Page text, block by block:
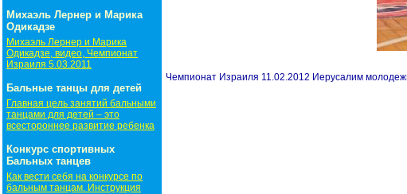
Михаэль Лернер и Марика
Одикадзе
Михаэль Лернер и Марика
Одикадзе, видео, Чемпионат
Израиля 5.03.2011
Бальные танцы для детей
Главная цель занятий бальными
танцами для детей – это
всестороннее развитие ребенка
Конкурс спортивных
Бальных танцев
Как вести себя на конкурсе по
бальным танцам. Инструкция
Чемпионат Израиля 11.02.2012 Иерусалим